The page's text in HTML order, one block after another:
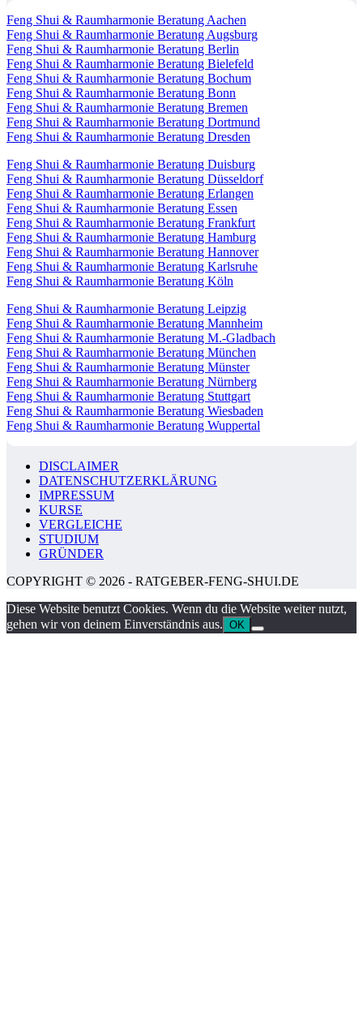
Feng Shui & Raumharmonie Beratung Aachen
Feng Shui & Raumharmonie Beratung Augsburg
Feng Shui & Raumharmonie Beratung Berlin
Feng Shui & Raumharmonie Beratung Bielefeld
Feng Shui & Raumharmonie Beratung Bochum
Feng Shui & Raumharmonie Beratung Bonn
Feng Shui & Raumharmonie Beratung Bremen
Feng Shui & Raumharmonie Beratung Dortmund
Feng Shui & Raumharmonie Beratung Dresden
Feng Shui & Raumharmonie Beratung Duisburg
Feng Shui & Raumharmonie Beratung Düsseldorf
Feng Shui & Raumharmonie Beratung Erlangen
Feng Shui & Raumharmonie Beratung Essen
Feng Shui & Raumharmonie Beratung Frankfurt
Feng Shui & Raumharmonie Beratung Hamburg
Feng Shui & Raumharmonie Beratung Hannover
Feng Shui & Raumharmonie Beratung Karlsruhe
Feng Shui & Raumharmonie Beratung Köln
Feng Shui & Raumharmonie Beratung Leipzig
Feng Shui & Raumharmonie Beratung Mannheim
Feng Shui & Raumharmonie Beratung M.-Gladbach
Feng Shui & Raumharmonie Beratung München
Feng Shui & Raumharmonie Beratung Münster
Feng Shui & Raumharmonie Beratung Nürnberg
Feng Shui & Raumharmonie Beratung Stuttgart
Feng Shui & Raumharmonie Beratung Wiesbaden
Feng Shui & Raumharmonie Beratung Wuppertal
DISCLAIMER
DATENSCHUTZERKLÄRUNG
IMPRESSUM
KURSE
VERGLEICHE
STUDIUM
GRÜNDER
COPYRIGHT © 2026 - RATGEBER-FENG-SHUI.DE
Diese Website benutzt Cookies. Wenn du die Website weiter nutzt,
gehen wir von deinem Einverständnis aus. OK